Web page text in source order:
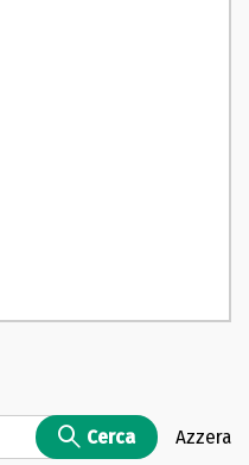
Cerca Azzera